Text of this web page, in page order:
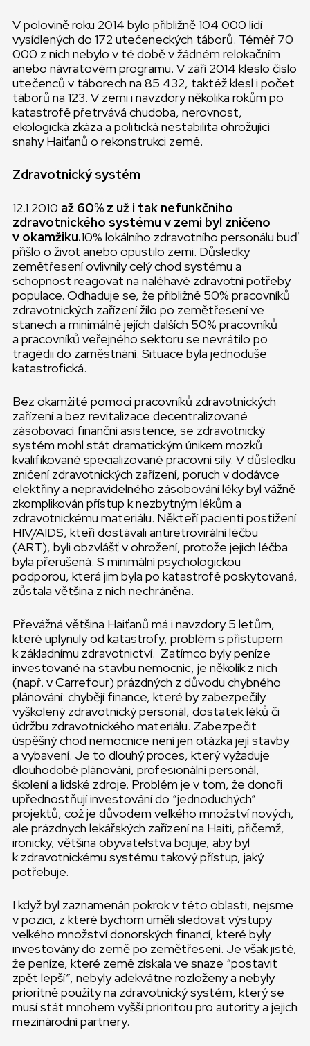
V polovině roku 2014 bylo přibližně 104 000 lidí
vysídlených do 172 utečeneckých táborů. Téměř 70
000 z nich nebylo v té době v žádném relokačním
anebo návratovém programu. V září 2014 kleslo číslo
utečenců v táborech na 85 432, taktéž klesl i počet
táborů na 123. V zemi i navzdory několika rokům po
katastrofě přetrvává chudoba, nerovnost,
ekologická zkáza a politická nestabilita ohrožující
snahy Haiťanů o rekonstrukci země.
Zdravotnický systém
12.1.2010 až 60% z už i tak nefunkčního
zdravotnického systému v zemi byl zničeno
v okamžiku.10% lokálního zdravotního personálu buď
přišlo o život anebo opustilo zemi. Důsledky
zemětřesení ovlivnily celý chod systému a
schopnost reagovat na naléhavé zdravotní potřeby
populace. Odhaduje se, že přibližně 50% pracovníků
zdravotnických zařízení žilo po zemětřesení ve
stanech a minimálně jejích dalších 50% pracovníků
a pracovníků veřejného sektoru se nevrátilo po
tragédii do zaměstnání. Situace byla jednoduše
katastrofická.
Bez okamžité pomoci pracovníků zdravotnických
zařízení a bez revitalizace decentralizované
zásobovací finanční asistence, se zdravotnický
systém mohl stát dramatickým únikem mozků
kvalifikované specializované pracovní síly. V důsledku
zničení zdravotnických zařízení, poruch v dodávce
elektřiny a nepravidelného zásobování léky byl vážně
zkomplikován přístup k nezbytným lékům a
zdravotnickému materiálu. Někteří pacienti postižení
HIV/AIDS, kteří dostávali antiretrovirální léčbu
(ART), byli obzvlášť v ohrožení, protože jejich léčba
byla přerušená. S minimální psychologickou
podporou, která jim byla po katastrofě poskytovaná,
zůstala většina z nich nechráněna.
Převážná většina Haiťanů má i navzdory 5 letům,
které uplynuly od katastrofy, problém s přístupem
k základnímu zdravotnictví. Zatímco byly peníze
investované na stavbu nemocnic, je několik z nich
(např. v Carrefour) prázdných z důvodu chybného
plánování: chybějí finance, které by zabezpečily
vyškolený zdravotnický personál, dostatek léků či
údržbu zdravotnického materiálu. Zabezpečit
úspěšný chod nemocnice není jen otázka její stavby
a vybavení. Je to dlouhý proces, který vyžaduje
dlouhodobé plánování, profesionální personál,
školení a lidské zdroje. Problém je v tom, že donoři
upřednostňují investování do “jednoduchých”
projektů, což je důvodem velkého množství nových,
ale prázdnych lekářských zařízení na Haiti, přičemž,
ironicky, většina obyvatelstva bojuje, aby byl
k zdravotnickému systému takový přístup, jaký
potřebuje.
I když byl zaznamenán pokrok v této oblasti, nejsme
v pozici, z které bychom uměli sledovat výstupy
velkého množství donorských financí, které byly
investovány do země po zemětřesení. Je však jisté,
že peníze, které země získala ve snaze “postavit
zpět lepší”, nebyly adekvátne rozloženy a nebyly
prioritně použity na zdravotnický systém, který se
musí stát mnohem vyšší prioritou pro autority a jejich
mezinárodní partnery.